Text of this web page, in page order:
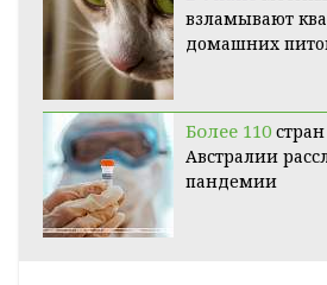
взламывают
домашних
Более 110
Австралии
пандемии